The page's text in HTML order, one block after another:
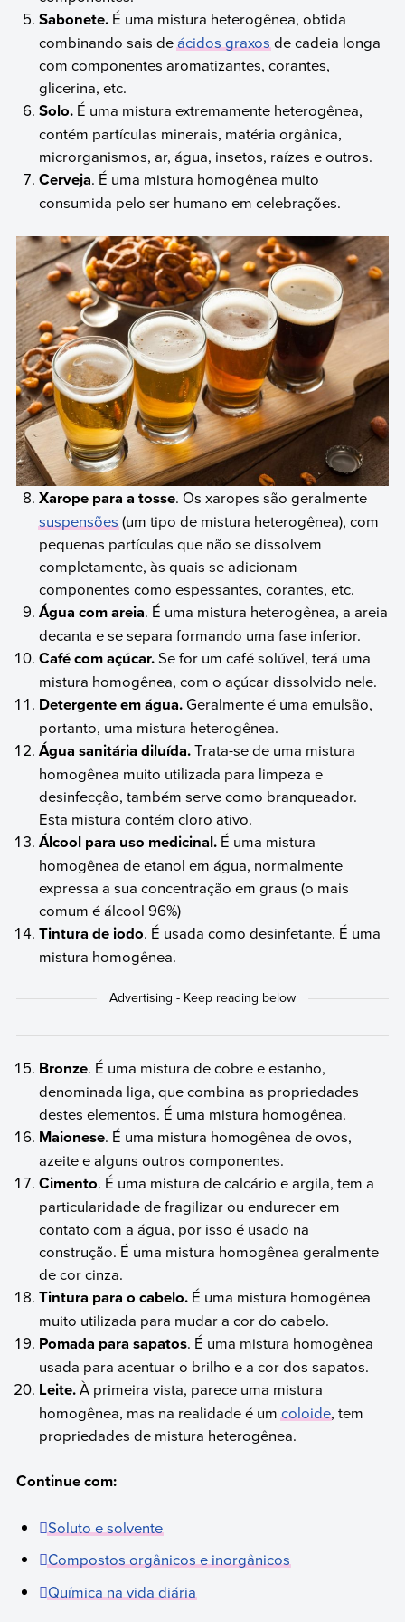
Sabonete. É uma mistura heterogênea, obtida
combinando sais deácidos graxosde cadeia longa
com componentes aromatizantes, corantes,
glicerina, etc.
Solo. É uma mistura extremamente heterogênea,
contém partículas minerais, matéria orgânica,
microrganismos, ar, água, insetos, raízes e outros.
Cerveja. É uma mistura homogênea muito
consumida pelo ser humano em celebrações.
Xarope para a tosse. Os xaropes são geralmente
suspensões (um tipo de mistura heterogênea), com
pequenas partículas que não se dissolvem
completamente, às quais se adicionam
componentes como espessantes, corantes, etc.
Água com areia. É uma mistura heterogênea, a areia
decanta e se separa formando uma fase inferior.
Café com açúcar.Se for um café solúvel, terá uma
mistura homogênea, com o açúcar dissolvido nele.
Detergente em água. Geralmente é uma emulsão,
portanto, uma mistura heterogênea.
Água sanitária diluída.Trata-se de uma mistura
homogênea muito utilizada para limpeza e
desinfecção, também serve como branqueador.
Esta mistura contém cloro ativo.
Álcool para uso medicinal. É uma mistura
homogênea de etanol em água, normalmente
expressa a sua concentração em graus (o mais
comum é álcool 96%)
Tintura de iodo. É usada como desinfetante. É uma
mistura homogênea.
Bronze. É uma mistura de cobre e estanho,
denominada liga, que combina as propriedades
destes elementos. É uma mistura homogênea.
Maionese. É uma mistura homogênea de ovos,
azeite e alguns outros componentes.
Cimento. É uma mistura de calcário e argila, tem a
particularidade de fragilizar ou endurecer em
contato com a água, por isso é usado na
construção. É uma mistura homogênea geralmente
de cor cinza.
Tintura para o cabelo. É uma mistura homogênea
muito utilizada para mudar a cor do cabelo.
Pomada para sapatos. É uma mistura homogênea
usada para acentuar o brilho e a cor dos sapatos.
Leite.À primeira vista, parece uma mistura
homogênea, mas na realidade é umcoloide, tem
propriedades de mistura heterogênea.
Continue com:
Soluto e solvente
Compostos orgânicos e inorgânicos
Química na vida diária